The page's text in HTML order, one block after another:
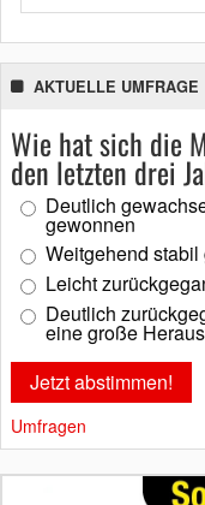
AKTUELLE UMFRAGE
Wie hat sich die
den letzten drei
Deutlich
gewonnen
Weitgehend
Leicht
Deutlich
eine große
Umfragen